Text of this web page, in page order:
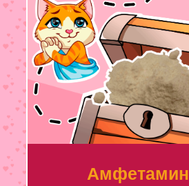
Амфетамин